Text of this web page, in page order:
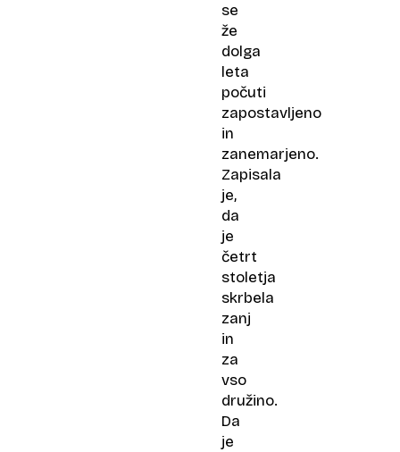
se
že
dolga
leta
počuti
zapostavljeno
in
zanemarjeno.
Zapisala
je,
da
je
četrt
stoletja
skrbela
zanj
in
za
vso
družino.
Da
je